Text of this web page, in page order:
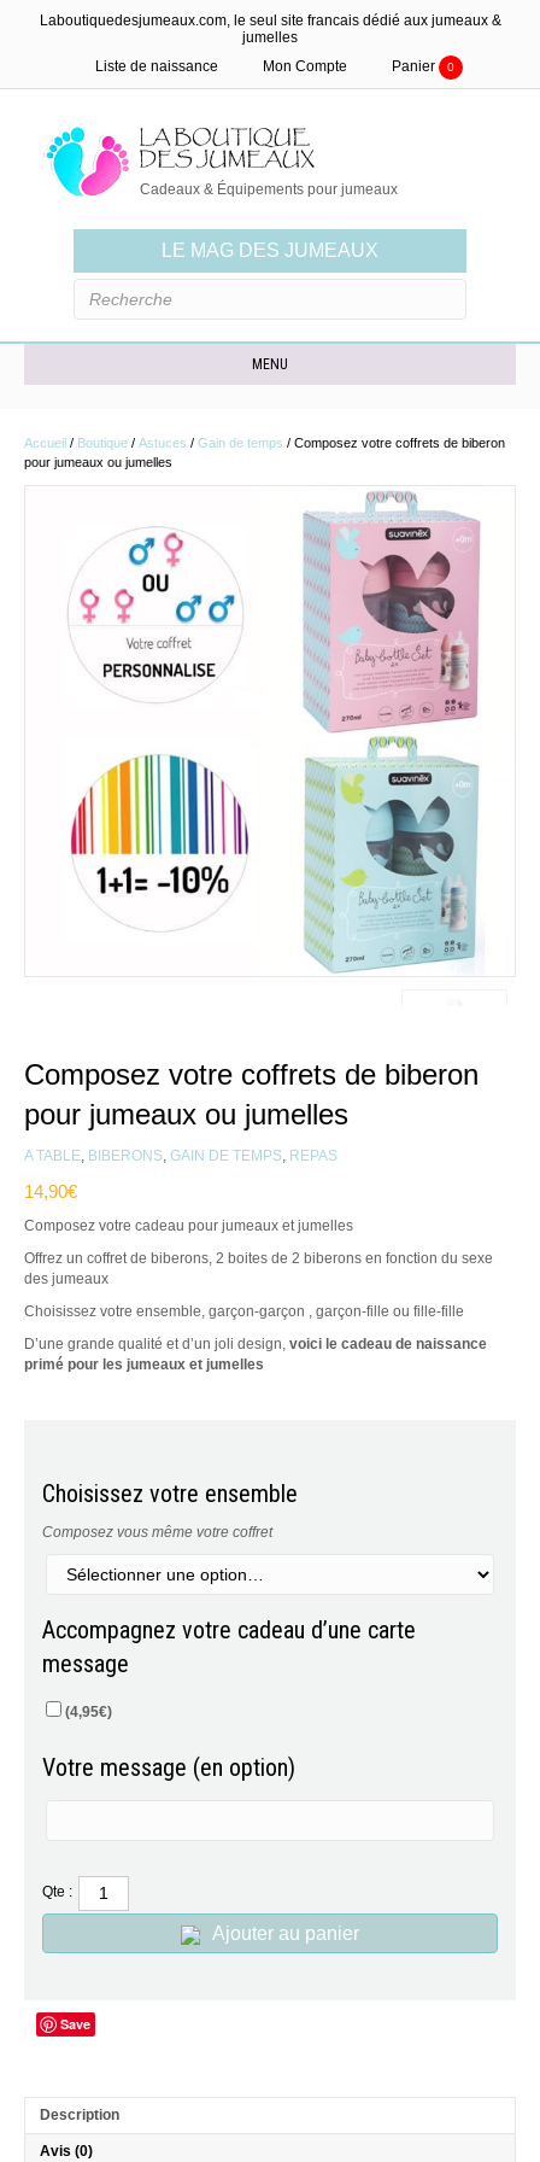
Laboutiquedesjumeaux.com, le seul site francais dédié aux jumeaux &
jumelles
Liste de naissance
Mon Compte Panier 0
Cadeaux & Équipements pour jumeaux
LE MAG DES JUMEAUX
MENU
Accueil / Boutique / Astuces / Gain de temps / Composez votre coffrets de biberon
pour jumeaux ou jumelles
Composez votre coffrets de biberon
pour jumeaux ou jumelles
A TABLE BIBERONS GAIN DE TEMPS REPAS
14,90€
Composez votre cadeau pour jumeaux et jumelles
Offrez un coffret de biberons, 2 boites de 2 biberons en fonction du sexe
des jumeaux
Choisissez votre ensemble, garçon-garçon , garçon-fille ou fille-fille
D’une grande qualité et d’un joli design, voici le cadeau de naissance
primé pour les jumeaux et jumelles
Choisissez votre ensemble
Composez vous même votre coffret
Accompagnez votre cadeau d’une carte
message
(4,95€)
Votre message (en option)
Qte :
Ajouter au panier
Save
Description
Avis (0)